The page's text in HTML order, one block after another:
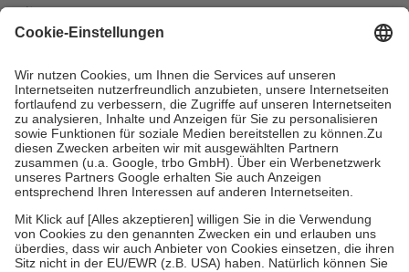
mit.
Grundsätzlich leisten Mitglieder Zuzahlungen in Höhe von zehn
höchstens zehn Euro.
Es sind jedoch nie mehr als die tatsächlichen
Kosten der Leistung zu entrichten.
Diese Regeln gelten grundsätzlich auch für Online-Apotheken.
Bei Heilmitteln und häuslicher Krankenpflege beträgt die
Zuzahlung zehn Prozent der Kosten sowie zehn Euro je
Verordnung.
Um das Engagement der Versicherten für ihre eigene Gesundheit zu
stärken und die besondere Stellung der Familie zu unterstützen,
fallenkeine Zuzahlungenan bei:
• Kindern und Jugendlichen bis zum vollendeten 18. Lebensjahr
mit Ausnahme der Fahrkosten